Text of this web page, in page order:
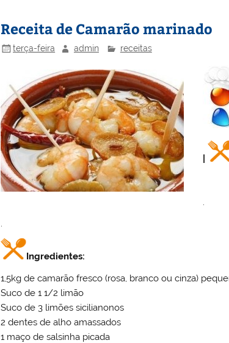
Receita de Camarão marinado
terça-feira admin receitas
.
Ingredientes:
1,5kg de camarão fresco (rosa, branco ou cinza)
Suco de 1 1/2 limão
Suco de 3 limões sicilianonos
2 dentes de alho amassados
1 maço de salsinha picada